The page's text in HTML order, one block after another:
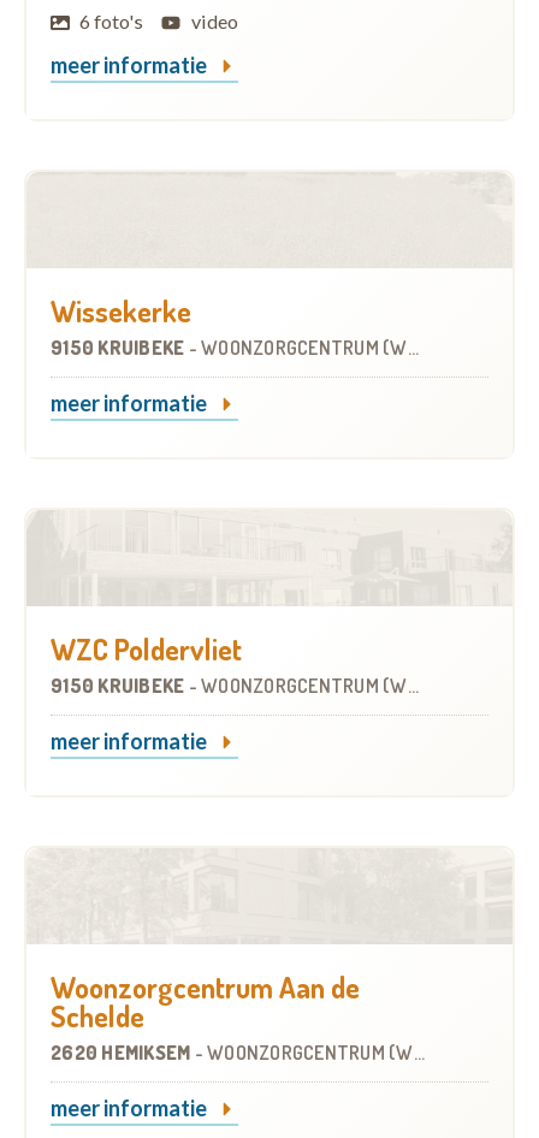
6 foto's
video
meer informatie
Wissekerke
9150 KRUIBEKE - WOONZORGCENTRUM (WZC)
meer informatie
WZC Poldervliet
9150 KRUIBEKE - WOONZORGCENTRUM (WZC)
meer informatie
Woonzorgcentrum Aan de
Schelde
2620 HEMIKSEM - WOONZORGCENTRUM (WZC)
meer informatie